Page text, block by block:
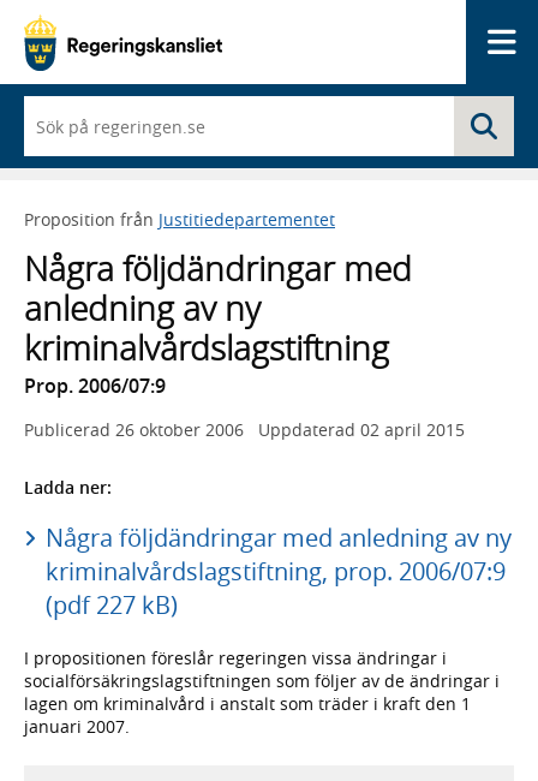
du
börjar
skriva
framträder
lista
med
sökförslag
Proposition från Justitiedepartementet
Några följdändringar med
anledning av ny
kriminalvårdslagstiftning
Prop. 2006/07:9
Publicerad 26 oktober 2006 Uppdaterad 02 april 2015
Ladda ner:
Några följdändringar med anledning av ny
kriminalvårdslagstiftning, prop. 2006/07:9
(pdf 227 kB)
I propositionen föreslår regeringen vissa ändringar i
socialförsäkringslagstiftningen som följer av de ändringar i
lagen om kriminalvård i anstalt som träder i kraft den 1
januari 2007.